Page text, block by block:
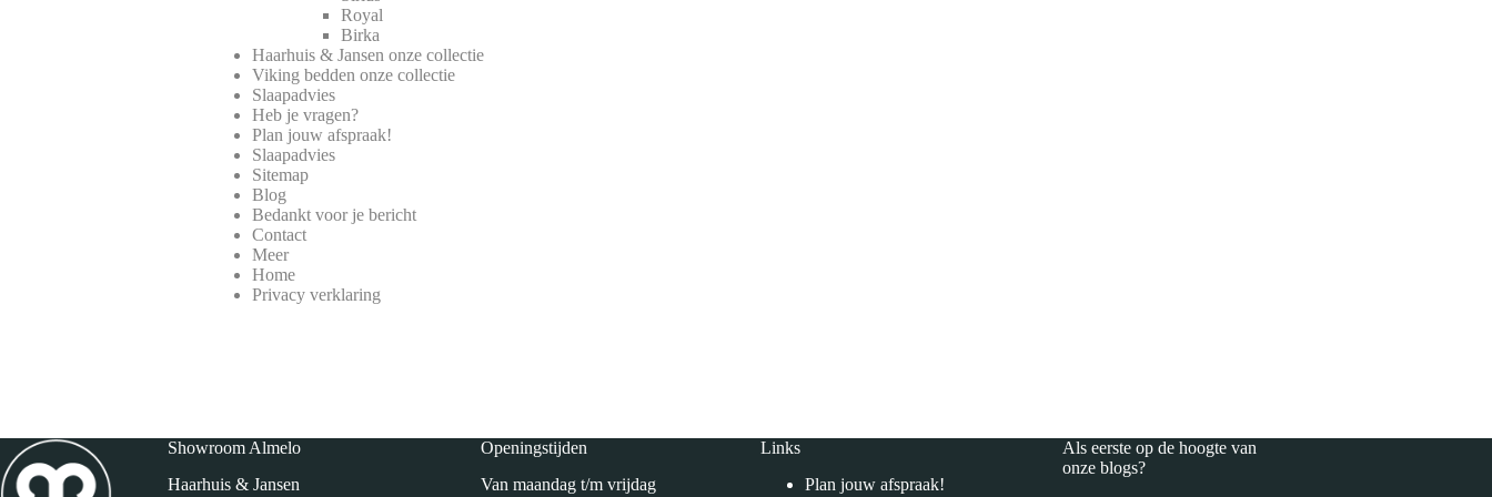
Royal
Birka
Haarhuis & Jansen onze collectie
Viking bedden onze collectie
Slaapadvies
Heb je vragen?
Plan jouw afspraak!
Slaapadvies
Sitemap
Blog
Bedankt voor je bericht
Contact
Meer
Home
Privacy verklaring
Showroom Almelo
Haarhuis & Jansen
Openingstijden
Van maandag t/m vrijdag
Links
Plan jouw afspraak!
Als eerste op de hoogte van
onzeblogs?